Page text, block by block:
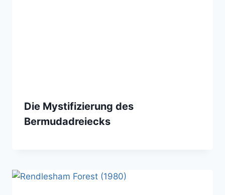
Die Mystifizierung des
Bermudadreiecks